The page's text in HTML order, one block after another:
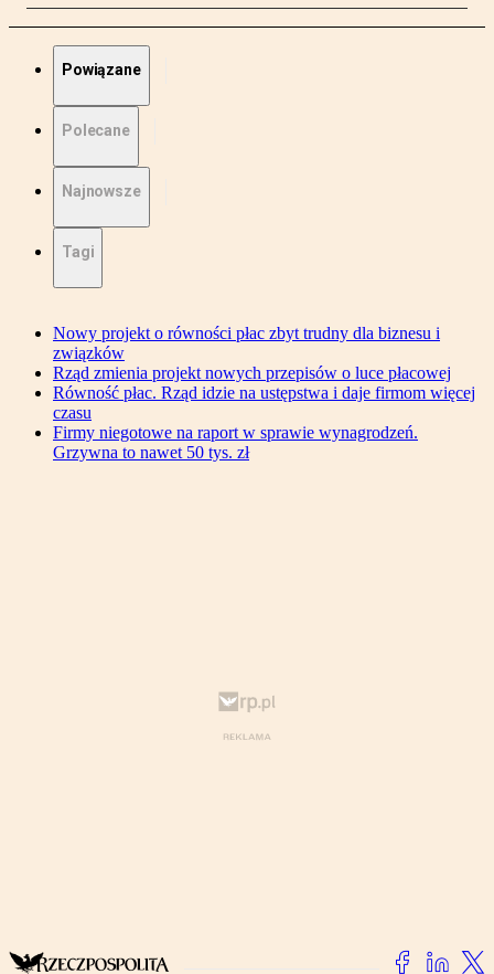
Powiązane
Polecane
Najnowsze
Tagi
Nowy projekt o równości płac zbyt trudny dla biznesu i
związków
Rząd zmienia projekt nowych przepisów o luce płacowej
Równość płac. Rząd idzie na ustępstwa i daje firmom więcej
czasu
Firmy niegotowe na raport w sprawie wynagrodzeń.
Grzywna to nawet 50 tys. zł